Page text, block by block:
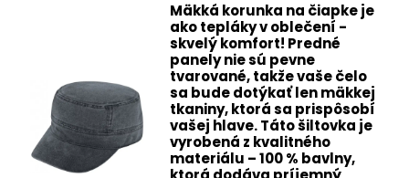
Mäkká korunka na čiapke je
ako tepláky v oblečení -
skvelý komfort! Predné
panely nie sú pevne
tvarované, takže vaše čelo
sa bude dotýkať len mäkkej
tkaniny, ktorá sa prispôsobí
vašej hlave. Táto šiltovka je
vyrobená z kvalitného
materiálu – 100 % bavlny,